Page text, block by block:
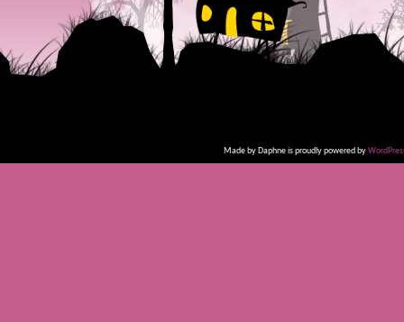
Made by Daphne is proudly powered by